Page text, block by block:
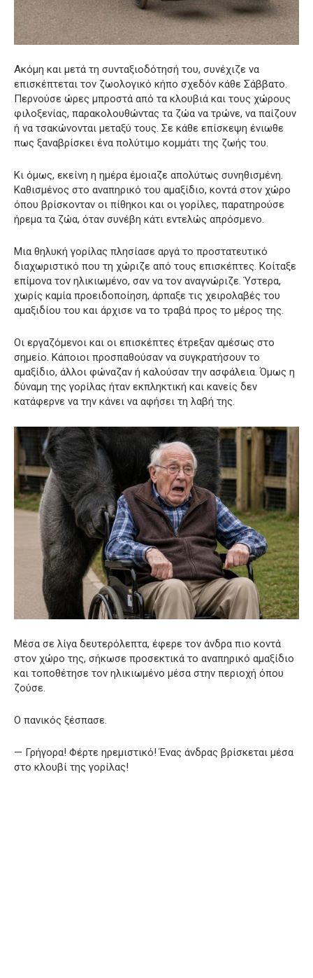
Ακόμη και μετά τη συνταξιοδότησή του, συνέχιζε να
επισκέπτεται τον ζωολογικό κήπο σχεδόν κάθε Σάββατο.
Περνούσε ώρες μπροστά από τα κλουβιά και τους χώρους
φιλοξενίας, παρακολουθώντας τα ζώα να τρώνε, να παίζουν
ή να τσακώνονται μεταξύ τους. Σε κάθε επίσκεψη ένιωθε
πως ξαναβρίσκει ένα πολύτιμο κομμάτι της ζωής του.
Κι όμως, εκείνη η ημέρα έμοιαζε απολύτως συνηθισμένη.
Καθισμένος στο αναπηρικό του αμαξίδιο, κοντά στον χώρο
όπου βρίσκονταν οι πίθηκοι και οι γορίλες, παρατηρούσε
ήρεμα τα ζώα, όταν συνέβη κάτι εντελώς απρόσμενο.
Μια θηλυκή γορίλας πλησίασε αργά το προστατευτικό
διαχωριστικό που τη χώριζε από τους επισκέπτες. Κοίταξε
επίμονα τον ηλικιωμένο, σαν να τον αναγνώριζε. Ύστερα,
χωρίς καμία προειδοποίηση, άρπαξε τις χειρολαβές του
αμαξιδίου του και άρχισε να το τραβά προς το μέρος της.
Οι εργαζόμενοι και οι επισκέπτες έτρεξαν αμέσως στο
σημείο. Κάποιοι προσπαθούσαν να συγκρατήσουν το
αμαξίδιο, άλλοι φώναζαν ή καλούσαν την ασφάλεια. Όμως η
δύναμη της γορίλας ήταν εκπληκτική και κανείς δεν
κατάφερνε να την κάνει να αφήσει τη λαβή της.
Μέσα σε λίγα δευτερόλεπτα, έφερε τον άνδρα πιο κοντά
στον χώρο της, σήκωσε προσεκτικά το αναπηρικό αμαξίδιο
και τοποθέτησε τον ηλικιωμένο μέσα στην περιοχή όπου
ζούσε.
Ο πανικός ξέσπασε.
— Γρήγορα! Φέρτε ηρεμιστικό! Ένας άνδρας βρίσκεται μέσα
στο κλουβί της γορίλας!